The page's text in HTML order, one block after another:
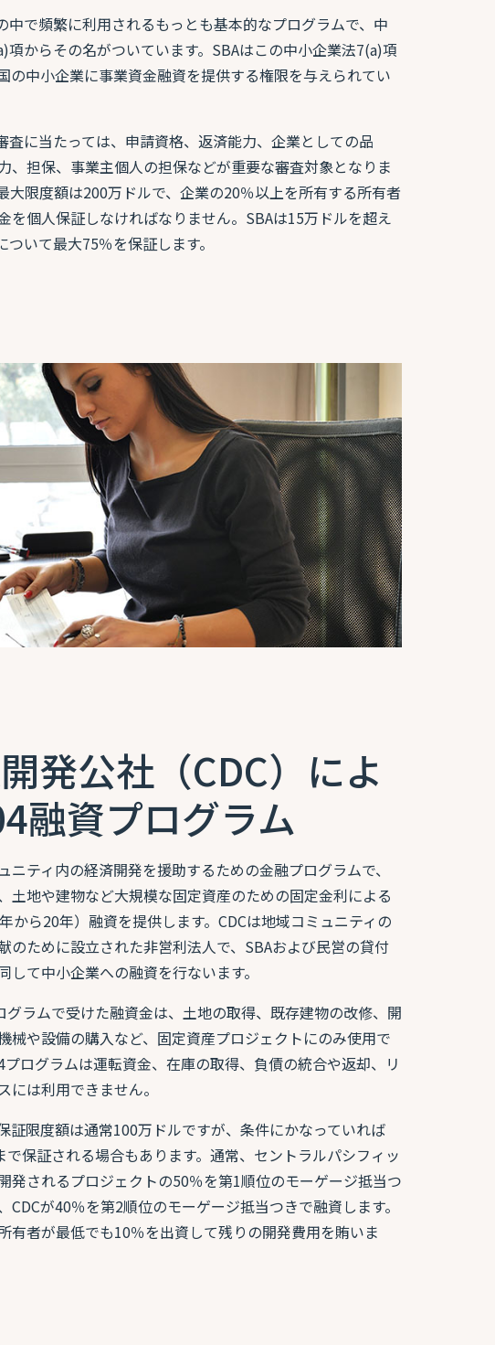
中で頻繁に利用されるもっとも基本的なプログラムで、中
項からその名がついています。SBAはこの中小企業法7(a)項
の中小企業に事業資金融資を提供する権限を与えられてい
査に当たっては、申請資格、返済能力、企業としての品
、担保、事業主個人の担保などが重要な審査対象となりま
大限度額は200万ドルで、企業の20％以上を所有する所有者
を個人保証しなければなりません。SBAは15万ドルを超え
ついて最大75％を保証します。
発公社（CDC）によ
融資プログラム
ニティ内の経済開発を援助するための金融プログラムで、
土地や建物など大規模な固定資産のための固定金利による
から20年）融資を提供します。CDCは地域コミュニティの
のために設立された非営利法人で、SBAおよび民営の貸付
して中小企業への融資を行ないます。
グラムで受けた融資金は、土地の取得、既存建物の改修、開
械や設備の購入など、固定資産プロジェクトにのみ使用で
プログラムは運転資金、在庫の取得、負債の統合や返却、リ
には利用できません。
証限度額は通常100万ドルですが、条件にかなっていれば
で保証される場合もあります。通常、セントラルパシフィッ
発されるプロジェクトの50％を第1順位のモーゲージ抵当つ
CDCが40％を第2順位のモーゲージ抵当つきで融資します。
有者が最低でも10％を出資して残りの開発費用を賄いま